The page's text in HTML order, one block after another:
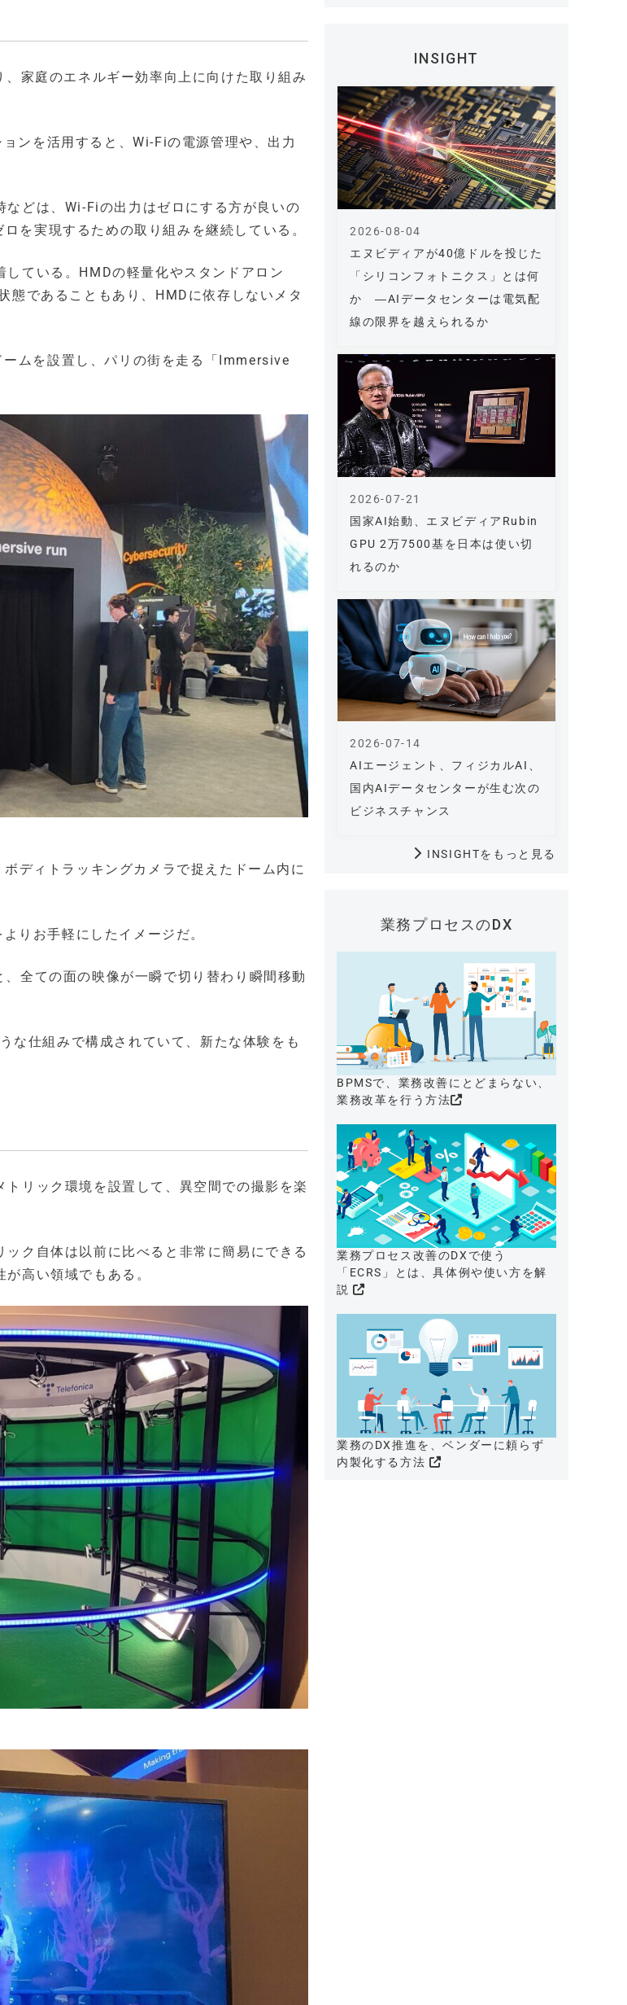
家庭のエネルギー効率向上に向けた取り組み
ンを活用すると、Wi-Fiの電源管理や、出力
どは、Wi-Fiの出力はゼロにする方が良いの
を実現するための取り組みを継続している。
ている。HMDの軽量化やスタンドアロン
態であることもあり、HMDに依存しないメタ
ムを設置し、パリの街を走る「Immersive
ディトラッキングカメラで捉えたドーム内に
りお手軽にしたイメージだ。
全ての面の映像が一瞬で切り替わり瞬間移動
な仕組みで構成されていて、新たな体験をも
リック環境を設置して、異空間での撮影を楽
ク自体は以前に比べると非常に簡易にできる
高い領域でもある。
INSIGHT
エヌビディアが40億ドルを投じた
「シリコンフォトニクス」とは何
か ―AIデータセンターは電気配
線の限界を越えられるか
2026-08-04
国家AI始動、エヌビディアRubin
GPU 2万7500基を日本は使い切
れるのか
2026-07-21
AIエージェント、フィジカルAI、
国内AIデータセンターが生む次の
ビジネスチャンス
2026-07-14
INSIGHTをもっと見る
業務プロセスのDX
BPMSで、業務改善にとどまらない、
業務改革を行う方法
業務プロセス改善のDXで使う
「ECRS」とは、具体例や使い方を解
説
業務のDX推進を、ベンダーに頼らず
内製化する方法